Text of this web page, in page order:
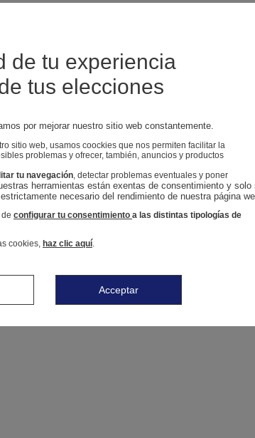
de tu experiencia
tus elecciones
por mejorar nuestro sitio web constantemente.
sitio web, usamos coockies que nos permiten facilitar la
problemas y ofrecer, también, anuncios y productos
tu navegación, detectar problemas eventuales y poner
herramientas están exentas de consentimiento y solo
necesario del rendimiento de nuestra página
configurar tu consentimiento a las distintas tipologías de
cookies, haz clic aquí.
Acceptar